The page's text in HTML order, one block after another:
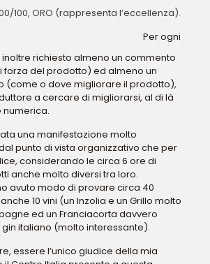
100, ORO (rappresenta l’eccellenza).
Per ogni
richiesto almeno un commento
forza del prodotto) ed almeno un
(come o dove migliorare il prodotto),
a cercare di migliorarsi, al di là
numerica.
una manifestazione molto
punto di vista organizzativo che per
considerando le circa 6 ore di
anche molto diversi tra loro.
avuto modo di provare circa 40
10 vini (un Inzolia e un Grillo molto
ed un Franciacorta davvero
italiano (molto interessante).
essere l’unico giudice della mia